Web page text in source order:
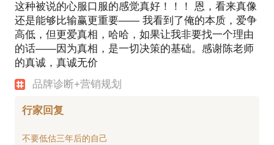
这种被说的心服口服的感觉真好！！！ 恩，看来真像
还是能够比输赢更重要—— 我看到了俺的本质，爱争
高低，但更爱真相，哈哈，如果让我非要找一个理由
的话——因为真相，是一切决策的基础。感谢陈老师
的真诚，真诚无价
品牌诊断+营销规划
行家回复